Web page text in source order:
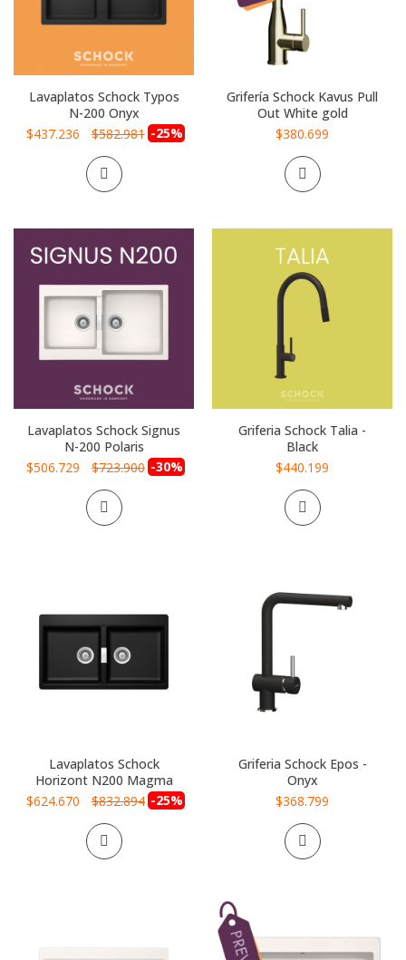
Lavaplatos Schock Typos
N-200 Onyx
-25%
Precio
$437.236 $582.981
Grifería Schock Kavus Pull
Out White gold
$380.699
Lavaplatos Schock Signus
N-200 Polaris
-30%
Precio
$506.729 $723.900
Griferia Schock Talia -
Black
$440.199
Lavaplatos Schock
Horizont N200 Magma
-25%
Precio
$624.670 $832.894
Griferia Schock Epos -
Onyx
$368.799